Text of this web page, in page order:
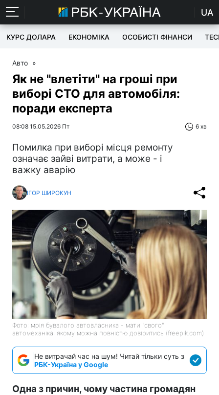
UA
КУРС ДОЛАРА ЕКОНОМІКА ОСОБИСТІ ФІНАНСИ
Авто »
Як не "влетіти" на гроші при
виборі СТО для автомобіля:
поради експерта
08:08 15.05.2026 Пт 6 хв
Помилка при виборі місця ремонту
означає зайві витрати, а може - і
важку аварію
ІГОР ШИРОКУН
Фото: мрія бувалого автовласника - мати "свого"
автомеханіка, якому можна повністю довіритись (freepik.com)
Не витрачай час на шум! Читай тільки суть з
РБК-Україна у Google
Одна з причин, чому частина громадян